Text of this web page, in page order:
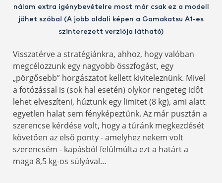
nálam extra igénybevételre most már csak ez a modell
jöhet szóba! (A jobb oldali képen a Gamakatsu A1-es
szinterezett verziója látható)
Visszatérve a stratégiánkra, ahhoz, hogy valóban
megcélozzunk egy nagyobb összfogást, egy
„pörgősebb” horgászatot kellett kiviteleznünk. Mivel
a fotózással is (sok hal esetén) olykor rengeteg időt
lehet elveszíteni, húztunk egy limitet (8 kg), ami alatt
egyetlen halat sem fényképeztünk. Az már pusztán a
szerencse kérdése volt, hogy a túránk megkezdését
követően az első ponty - amelyhez nekem volt
szerencsém - kapásból felülmúlta ezt a határt a
maga 8,5 kg-os súlyával…